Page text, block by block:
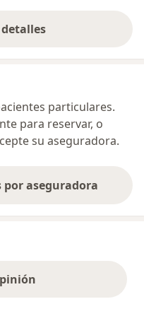
la dirección
particulares.
para reservar, o
su aseguradora.
por aseguradora